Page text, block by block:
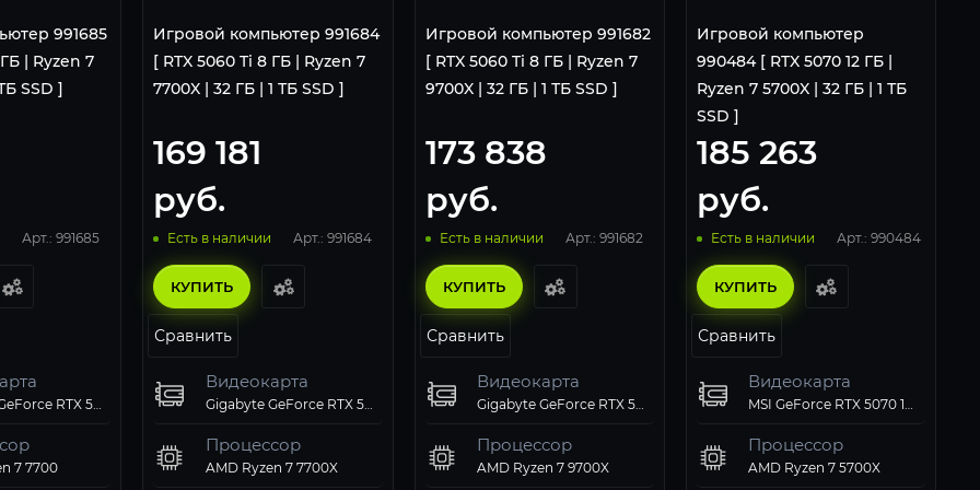
991685
| Ryzen 7
SSD ]
Арт.: 991685
Gigabyte GeForce RTX 5060 Ti EAGLE OC 8Gb
7 7700
Игровой компьютер 991684
[ RTX 5060 Ti 8 ГБ | Ryzen 7
7700X | 32 ГБ | 1 ТБ SSD ]
169 181
руб.
Есть в наличии Арт.: 991684
КУПИТЬ
Сравнить
Видеокарта
Gigabyte GeForce RTX 5060 Ti EAGLE OC 8Gb
Процессор
AMD Ryzen 7 7700X
Игровой компьютер 991682
[ RTX 5060 Ti 8 ГБ | Ryzen 7
9700X | 32 ГБ | 1 ТБ SSD ]
173 838
руб.
Есть в наличии Арт.: 991682
КУПИТЬ
Сравнить
Видеокарта
Процессор
AMD Ryzen 7 9700X
Игровой компьютер
990484 [ RTX 5070 12 ГБ |
Ryzen 7 5700X | 32 ГБ | 1 ТБ
SSD ]
185 263
руб.
Есть в наличии Арт.: 990484
КУПИТЬ
Сравнить
Видеокарта
Процессор
AMD Ryzen 7 5700X